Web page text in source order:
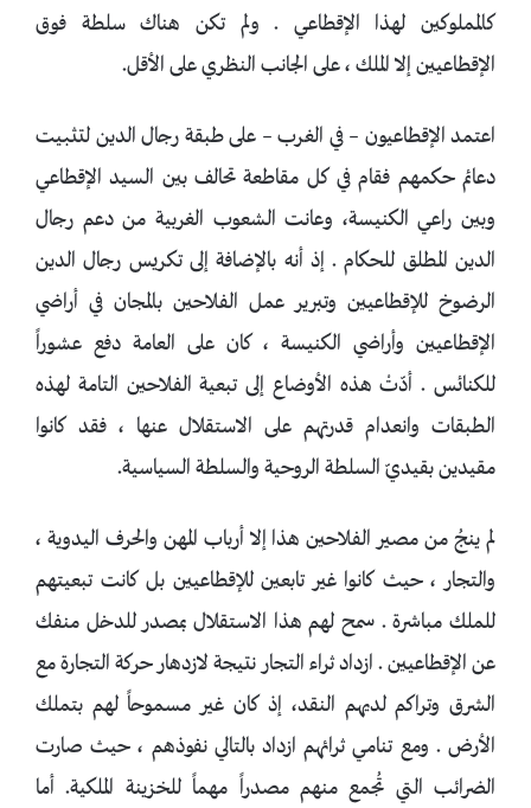
كالمملوكين لهذا الإقطاعي . ولم تكن هناك سلطة فوق
الإقطاعيين إلا الملك ، على الجانب النظري على الأقل.
اعتمد الإقطاعيون – في الغرب – على طبقة رجال الدين لتثبيت
دعائم حكمهم فقام في كل مقاطعة تحالف بين السيد الإقطاعي
وبين راعي الكنيسة، وعانت الشعوب الغربية من دعم رجال
الدين المطلق للحكام . إذ أنه بالإضافة إلى تكريس رجال الدين
الرضوخ للإقطاعيين وتبرير عمل الفلاحين بالمجان في أراضي
الإقطاعيين وأراضي الكنيسة ، كان على العامة دفع عشوراً
للكنائس . أدّتْ هذه الأوضاع إلى تبعية الفلاحين التامة لهذه
الطبقات وانعدام قدرتهم على الاستقلال عنها ، فقد كانوا
مقيدين بقيديّ السلطة الروحية والسلطة السياسية.
لم ينجُ من مصير الفلاحين هذا إلا أرباب المهن والحرف اليدوية ،
والتجار ، حيث كانوا غير تابعين للإقطاعيين بل كانت تبعيتهم
للملك مباشرة . سمح لهم هذا الاستقلال بمصدر للدخل منفك
عن الإقطاعيين . ازداد ثراء التجار نتيجة لازدهار حركة التجارة مع
الشرق وتراكم لديهم النقد، إذ كان غير مسموحاً لهم بتملك
الأرض . ومع تنامي ثرائهم ازداد بالتالي نفوذهم ، حيث صارت
الضرائب التي تُجمع منهم مصدراً مهماً للخزينة الملكية. أما